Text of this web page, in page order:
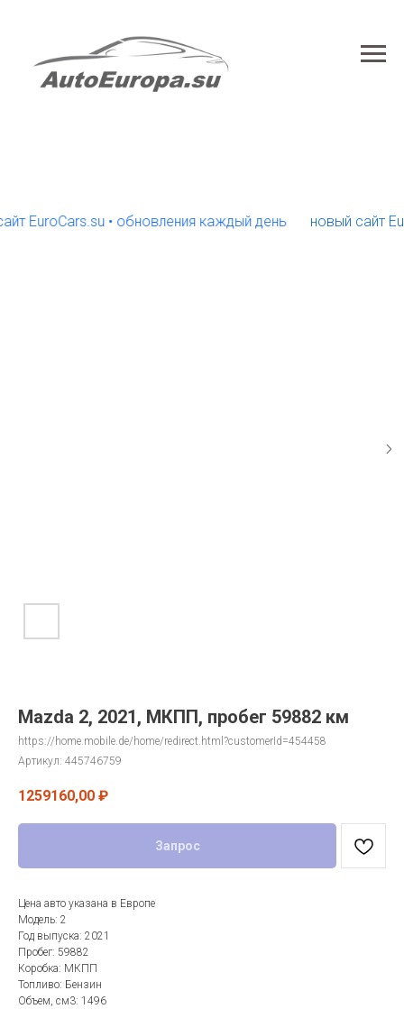
• обновления каждый день новый сайт
Mazda 2, 2021, МКПП, пробег 59882 км
https://home.mobile.de/home/redirect.html?customerId=454458
Артикул: 445746759
1259160,00 ₽
Запрос
Цена авто указана в Европе
Модель: 2
Год выпуска: 2021
Пробег: 59882
Коробка: МКПП
Топливо: Бензин
Объем, см3: 1496